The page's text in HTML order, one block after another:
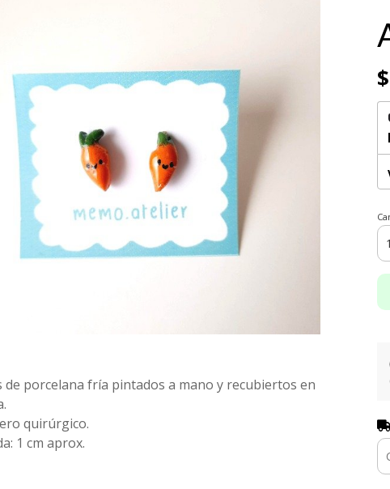
de porcelana fría pintados a mano y recubiertos en
quirúrgico.
1 cm aprox.